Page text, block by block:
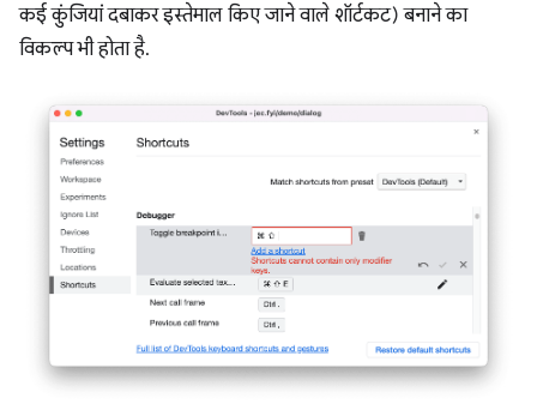
कई कुंजियां दबाकर इस्तेमाल किए जाने वाले शॉर्टकट) बनाने का
विकल्प भी होता है.